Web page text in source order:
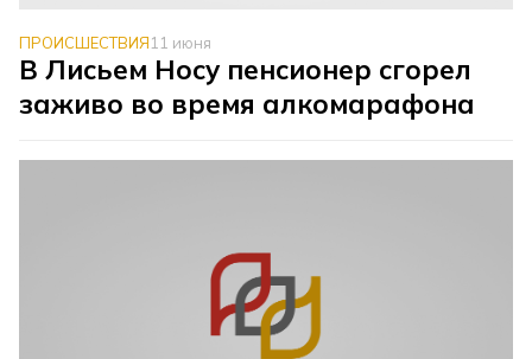
ПРОИСШЕСТВИЯ11 июня
В Лисьем Носу пенсионер сгорел
заживо во время алкомарафона